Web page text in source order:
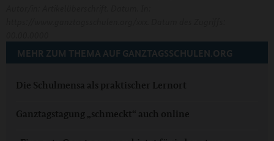
MEHR ZUM THEMA AUF GANZTAGSSCHULEN.ORG
Die Schulmensa als praktischer Lernort
Ganztagstagung „schmeckt“ auch online